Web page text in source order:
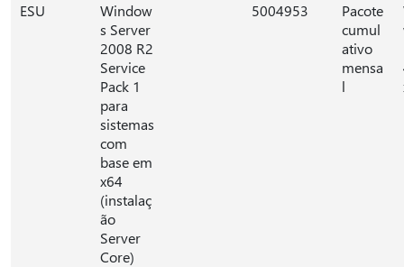
ESU
Window
s Server
2008 R2
Service
Pack 1
para
sistemas
com
base em
x64
(instalaç
ão
Server
Core)
5004953
Pacote
cumul
ativo
mensa
l